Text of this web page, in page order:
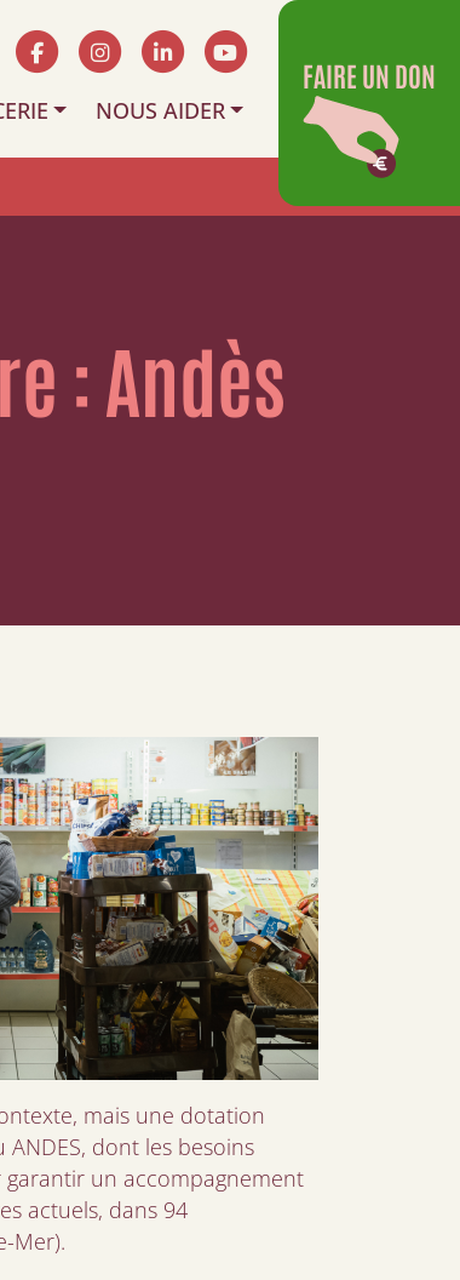
NOUS AIDER
FAIRE UN DON
: Andès
mais une dotation
dont les besoins
garantir un accompagnement
actuels, dans 94
Mer).